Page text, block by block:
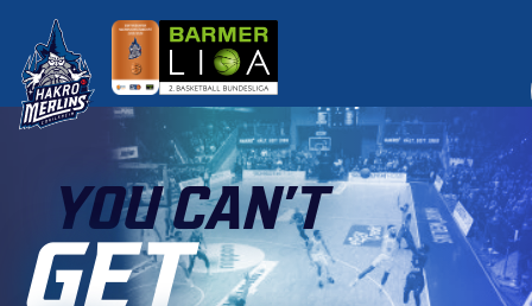
content
YOU CAN’T
GET